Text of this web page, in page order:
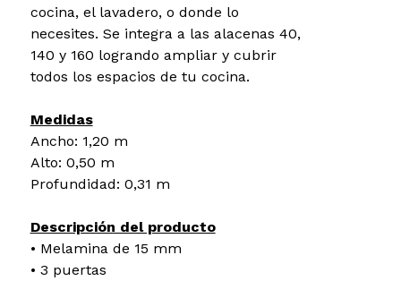
cocina, el lavadero, o donde lo
necesites. Se integra a las alacenas 40,
140 y 160 logrando ampliar y cubrir
todos los espacios de tu cocina.
Medidas
Ancho: 1,20 m
Alto: 0,50 m
Profundidad: 0,31 m
Descripción del producto
• Melamina de 15 mm
• 3 puertas